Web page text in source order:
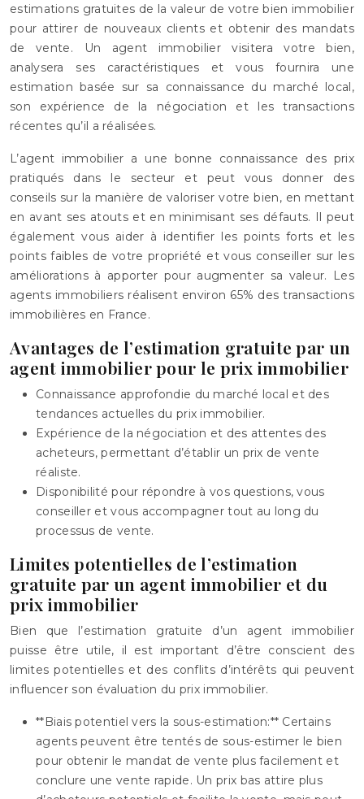
estimations gratuites de la valeur de votre bien immobilier
pour attirer de nouveaux clients et obtenir des mandats
de vente. Un agent immobilier visitera votre bien,
analysera ses caractéristiques et vous fournira une
estimation basée sur sa connaissance du marché local,
son expérience de la négociation et les transactions
récentes qu’il a réalisées.
L’agent immobilier a une bonne connaissance des prix
pratiqués dans le secteur et peut vous donner des
conseils sur la manière de valoriser votre bien, en mettant
en avant ses atouts et en minimisant ses défauts. Il peut
également vous aider à identifier les points forts et les
points faibles de votre propriété et vous conseiller sur les
améliorations à apporter pour augmenter sa valeur. Les
agents immobiliers réalisent environ 65% des transactions
immobilières en France.
Avantages de l’estimation gratuite par un
agent immobilier pour le prix immobilier
Connaissance approfondie du marché local et des
tendances actuelles du prix immobilier.
Expérience de la négociation et des attentes des
acheteurs, permettant d’établir un prix de vente
réaliste.
Disponibilité pour répondre à vos questions, vous
conseiller et vous accompagner tout au long du
processus de vente.
Limites potentielles de l’estimation
gratuite par un agent immobilier et du
prix immobilier
Bien que l’estimation gratuite d’un agent immobilier
puisse être utile, il est important d’être conscient des
limites potentielles et des conflits d’intérêts qui peuvent
influencer son évaluation du prix immobilier.
**Biais potentiel vers la sous-estimation:** Certains
agents peuvent être tentés de sous-estimer le bien
pour obtenir le mandat de vente plus facilement et
conclure une vente rapide. Un prix bas attire plus